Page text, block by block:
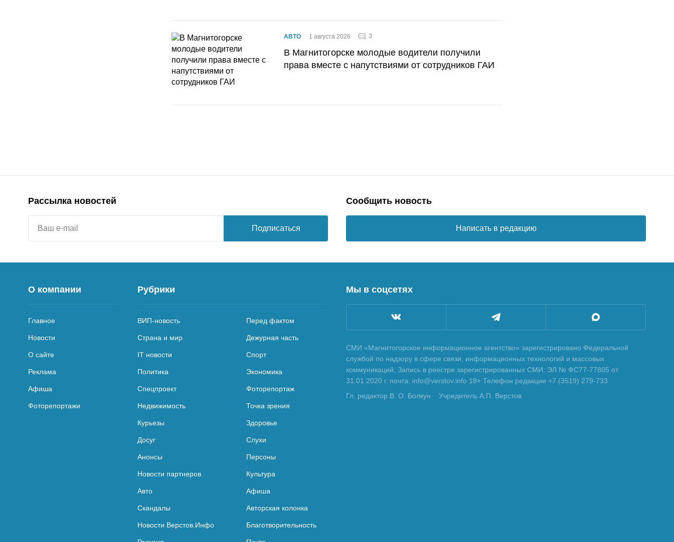
АВТО 1 августа 2026 3
В Магнитогорске молодые водители получили
права вместе с напутствиями от сотрудников ГАИ
Рассылка новостей
Подписаться
Сообщить новость
Написать в редакцию
О компании
Главное
Новости
О сайте
Реклама
Афиша
Фоторепортажи
Рубрики
ВИП-новость Перед фактом
Страна и мир Дежурная часть
IT новости Спорт
Политика Экономика
Спецпроект Фоторепортаж
Недвижимость Точка зрения
Курьезы Здоровье
Досуг Слухи
Анонсы Персоны
Новости партнеров Культура
Авто Афиша
Скандалы Авторская колонка
Новости Верстов.Инфо Благотворительность
Мы в соцсетях
СМИ «Магнитогорское информационное агентство» зарегистрировано Федеральной
службой по надзору в сфере связи, информационных технологий и массовых
коммуникаций. Запись в реестре зарегистрированных СМИ: ЭЛ № ФС77-77805 от
31.01.2020 г. почта: info@verstov.info 18+ Телефон редакции +7 (3519) 279-733
Гл. редактор В. О. Болкун
Учредитель А.П. Верстов